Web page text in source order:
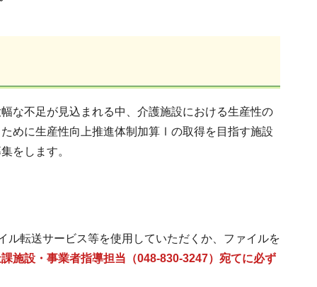
な不足が見込まれる中、介護施設における生産性の
めに生産性向上推進体制加算Ⅰの取得を目指す施設
をします。
転送サービス等を使用していただくか、ファイルを
施設・事業者指導担当（048-830-3247）宛てに必ず